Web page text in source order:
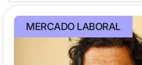
MERCADO LABORAL